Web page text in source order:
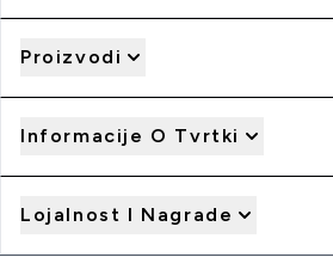
Proizvodi
Informacije O Tvrtki
Lojalnost I Nagrade